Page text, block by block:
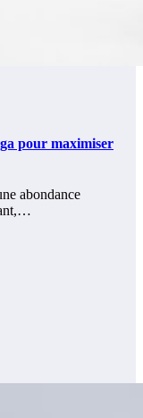
pour maximiser
abondance